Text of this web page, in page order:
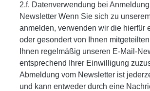
2.f. Datenverwendung bei
Newsletter Wenn Sie sich zu
anmelden, verwenden wir die hierfür
oder gesondert von Ihnen
Ihnen regelmäßig unseren E-Mail-
entsprechend Ihrer Einwilligung
Abmeldung vom Newsletter ist
und kann entweder durch eine